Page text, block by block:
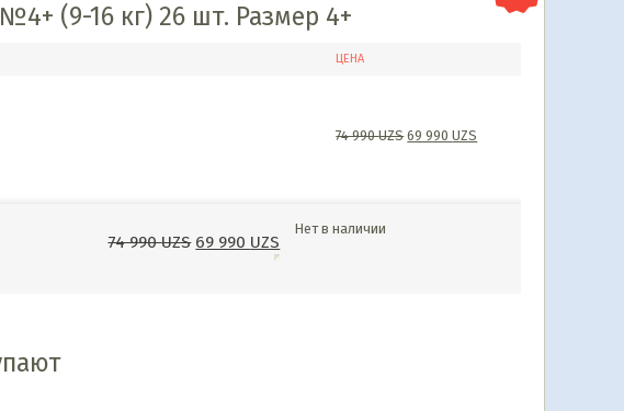
№4+ (9-16 кг) 26 шт. Размер 4+
ЦЕНА
74 990UZS 69 990UZS
74 990UZS 69 990 UZS
Нет в наличии